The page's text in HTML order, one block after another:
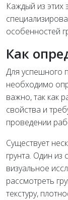
Каждый из этих
особенностей
Как
Для успешного
необходимо
важно, так как
свойства и
проведении
Существует
грунта. Один из
визуальное
рассмотреть
текстуру,